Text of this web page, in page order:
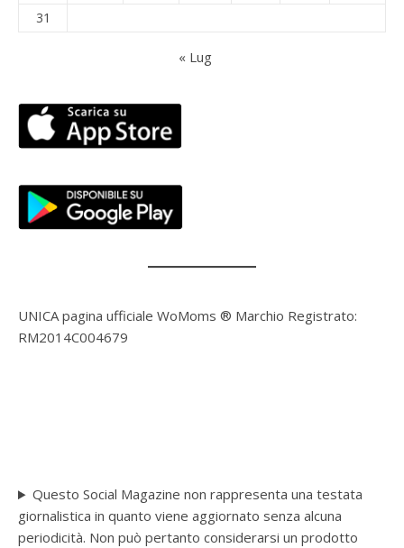
31
« Lug
UNICA pagina ufficiale WoMoms ® Marchio Registrato:
RM2014C004679
Questo Social Magazine non rappresenta una testata
giornalistica in quanto viene aggiornato senza alcuna
periodicità. Non può pertanto considerarsi un prodotto